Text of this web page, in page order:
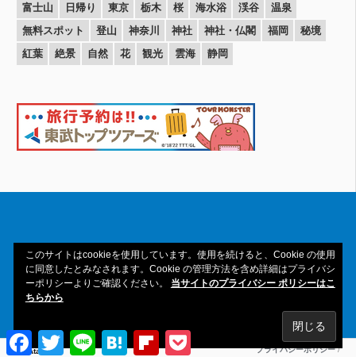
富士山
日帰り 東京 栃木 桜 海水浴 渓谷
温泉
無料スポット
登山 神奈川 神社 神社・仏閣 福岡
秘境
紅葉
絶景 自然 花 観光 雲海 静岡
Copyright© 2016-2026amAtavi All Rights
Reserved.
Facebook
TwitterLine HatenaFlipboard
amAtavi プライバシーポリシー/
このサイトはcookieを使用しています。使用を続けると、Cookie の使用
に同意したとみなされます。Cookie の管理方法を含め詳細はプライバシ
ーポリシーよりご確認ください。 当サイトのプライバシー ポリシーはこ
ちらから